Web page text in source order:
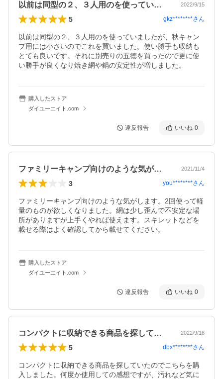
以前は同型の２、３人用のを使っていまし… 2022/9/15
5 gkz********さん
以前は同型の２、３人用のを使っていましたが、秋キャン
プ用には小さいのでこれを買いました。使い勝手も収納も
とても良いです。それに別売りの五徳を買ったので更に使
い勝手が良くなり焼き網や鍋の安定性が増しました。
購入したストア
ダイユーエイト.com
違反報告 いいね 0
ファミリーキャンプ向けのような気がしま… 2021/11/4
3 you********さん
ファミリーキャンプ向けのような気がします。2回使って軽
量のものが欲しくなりました。網は少し歪んで不安定な場
所がありますが上手くやれば使えます。スキレットなどを
載せる際はよく確認してから載せてください。
購入したストア
ダイユーエイト.com
違反報告 いいね 0
コンパクトに収納できる商品を探していた… 2022/9/18
5 dbx********さん
コンパクトに収納できる商品を探していたのでこちらを購
入しました。何度か使用しての感想ですが、汚れなど気に